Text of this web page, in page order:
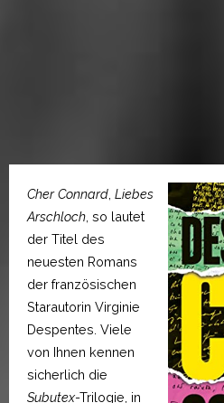
Cher Connard Liebes
Arschloch , so lautet
der Titel des
neuesten Romans
der französischen
Starautorin Virginie
Despentes. Viele
von Ihnen kennen
sicherlich die
Subutex-Trilogie, in